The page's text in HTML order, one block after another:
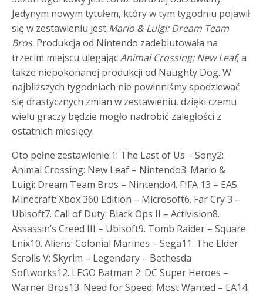
Jedynym nowym tytułem, który w tym tygodniu pojawił
się w zestawieniu jest Mario & Luigi: Dream Team
Bros. Produkcja od Nintendo zadebiutowała na
trzecim miejscu ulegającAnimal Crossing: New Leaf, a
także niepokonanej produkcji od Naughty Dog. W
najbliższych tygodniach nie powinniśmy spodziewać
się drastycznych zmian w zestawieniu, dzięki czemu
wielu graczy będzie mogło nadrobić zaległości z
ostatnich miesięcy.
Oto pełne zestawienie:1: The Last of Us – Sony2:
Animal Crossing: New Leaf – Nintendo3. Mario &
Luigi: Dream Team Bros – Nintendo4. FIFA 13 – EA5.
Minecraft: Xbox 360 Edition – Microsoft6. Far Cry 3 –
Ubisoft7. Call of Duty: Black Ops II – Activision8.
Assassin’s Creed III – Ubisoft9. Tomb Raider – Square
Enix10. Aliens: Colonial Marines – Sega11. The Elder
Scrolls V: Skyrim – Legendary – Bethesda
Softworks12. LEGO Batman 2: DC Super Heroes –
Warner Bros13. Need for Speed: Most Wanted – EA14.